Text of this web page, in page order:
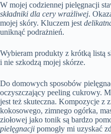
W mojej codziennej pielęgnacji
składniki dla cery wrażliwej.
mojej skóry. Kluczem jest
uniknąć podrażnień.
Wybieram produkty z krótką listą
i nie szkodzą mojej skórze.
Do domowych sposobów
oczyszczający peeling cukrowy.
jest też skuteczna. Kompozycje z
kokosowego, zimnego ogórka,
ziołowej jako tonik są bardzo
pielęgnacji pomogły mi uzyskać